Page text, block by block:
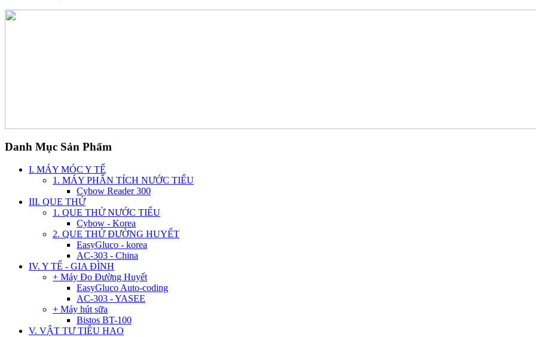
Danh Mục Sản Phẩm
I. MÁY MÓC Y TẾ
1. MÁY PHÂN TÍCH NƯỚC TIỂU
Cybow Reader 300
III. QUE THỬ
1. QUE THỬ NƯỚC TIỂU
Cybow - Korea
2. QUE THỬ ĐƯỜNG HUYẾT
EasyGluco - korea
AC-303 - China
IV. Y TẾ - GIA ĐÌNH
+ Máy Đo Đường Huyết
EasyGluco Auto-coding
AC-303 - YASEE
+ Máy hút sữa
Bistos BT-100
V. VẬT TƯ TIÊU HAO